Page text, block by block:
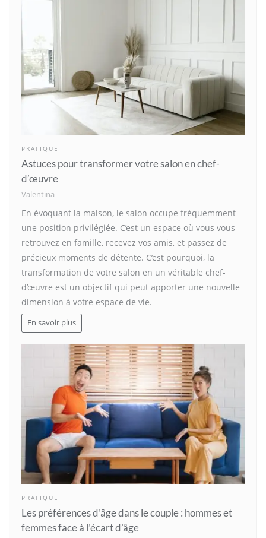
PRATIQUE
Astuces pour transformer votre salon en chef-
d’œuvre
Valentina
En évoquant la maison, le salon occupe fréquemment
une position privilégiée. C’est un espace où vous vous
retrouvez en famille, recevez vos amis, et passez de
précieux moments de détente. C’est pourquoi, la
transformation de votre salon en un véritable chef-
d’œuvre est un objectif qui peut apporter une nouvelle
dimension à votre espace de vie.
En savoir plus
PRATIQUE
Les préférences d’âge dans le couple : hommes et
femmes face à l’écart d’âge